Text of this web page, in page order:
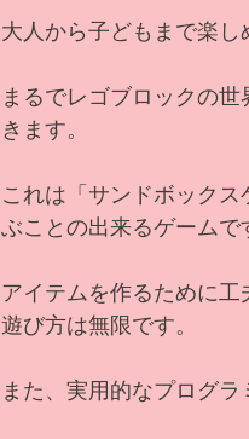
大人から子どもまで楽し
まるでレゴブロックの
きます。
これは「サンドボック
ぶことの出来るゲームで
アイテムを作るために工
遊び方は無限です。
また、実用的なプログラ